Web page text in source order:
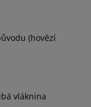
(hovězí
vláknina